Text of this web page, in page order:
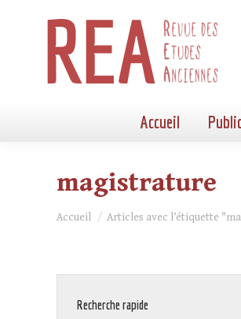
Accueil
magistrature
Vous êtes ici :
Accueil Articles avec l’étiquette
Recherche rapide